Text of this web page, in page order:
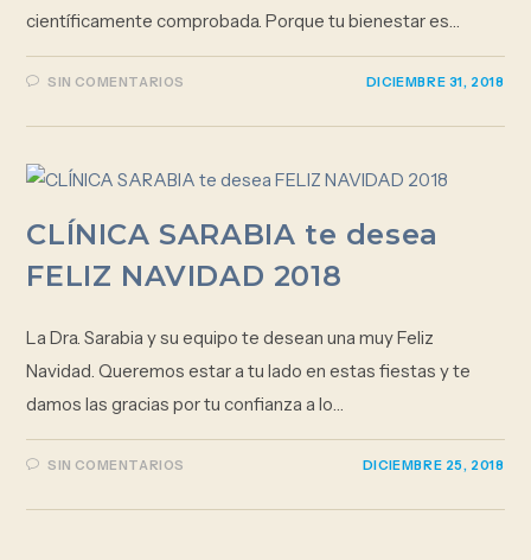
científicamente comprobada. Porque tu bienestar es…
SIN COMENTARIOS DICIEMBRE 31, 2018
CLÍNICA SARABIA te desea
FELIZ NAVIDAD 2018
La Dra. Sarabia y su equipo te desean una muy Feliz
Navidad. Queremos estar a tu lado en estas fiestas y te
damos las gracias por tu confianza a lo…
SIN COMENTARIOS DICIEMBRE 25, 2018